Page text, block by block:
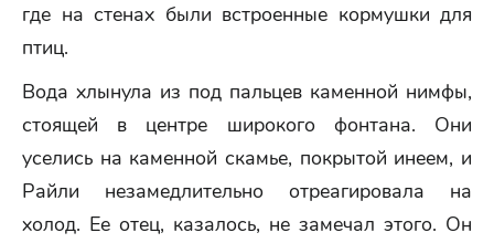
где на стенах были встроенные кормушки для
птиц.
Вода хлынула из под пальцев каменной нимфы,
стоящей в центре широкого фонтана. Они
уселись на каменной скамье, покрытой инеем, и
Райли незамедлительно отреагировала на
холод. Ее отец, казалось, не замечал этого. Он